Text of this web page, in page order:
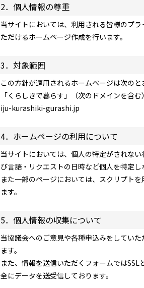
2．個人情報の尊重
当サイトにおいては、利用される皆様のプ
ただけるホームページ作成を行います。
3．対象範囲
この方針が適用されるホームページは次のと
「くらしきで暮らす」（次のドメインを含む）
iju-kurashiki-gurashi.jp
4．ホームページの利用について
当サイトにおいては、個人の特定がされな
び言語・リクエストの日時など個人を特定
また一部のページにおいては、スクリプト
ます。
5．個人情報の収集について
当協議会へのご意見や各種申込みをしてい
ます。
また、情報を送信いただくフォームでは
全にデータを送受信しております。